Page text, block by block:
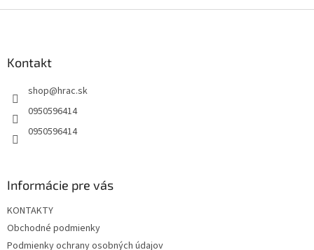
Kontakt
shop@hrac.sk
0950596414
0950596414
Informácie pre vás
KONTAKTY
Obchodné podmienky
Podmienky ochrany osobných údajov